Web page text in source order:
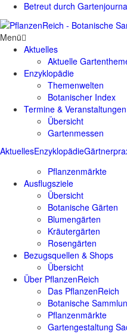
Betreut durch
AktuellesEnzyklopädie
Menü
Aktuelles
Aktuelle
Enzyklopädie
Themenwelten
Botanischer Index
Termine & Veranstaltungen
Übersicht
Gartenmessen
Pflanzenmärkte
Ausflugsziele
Übersicht
Botanische Gärten
Blumengärten
Kräutergärten
Rosengärten
Bezugsquellen & Shops
Übersicht
Über PflanzenReich
Das PflanzenReich
Botanische
Pflanzenmärkte
Gartengestaltung